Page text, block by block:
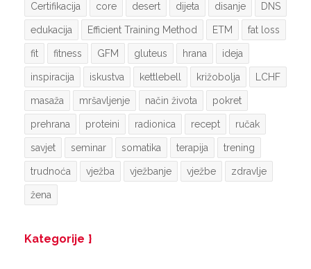
Certifikacija core desert dijeta disanje DNS
edukacija Efficient Training Method ETM fat loss
fit fitness GFM gluteus hrana ideja
inspiracija iskustva kettlebell križobolja LCHF
masaža mršavljenje način života pokret
prehrana proteini radionica recept ručak
savjet seminar somatika terapija trening
trudnoća vježba vježbanje vježbe zdravlje
žena
Kategorije